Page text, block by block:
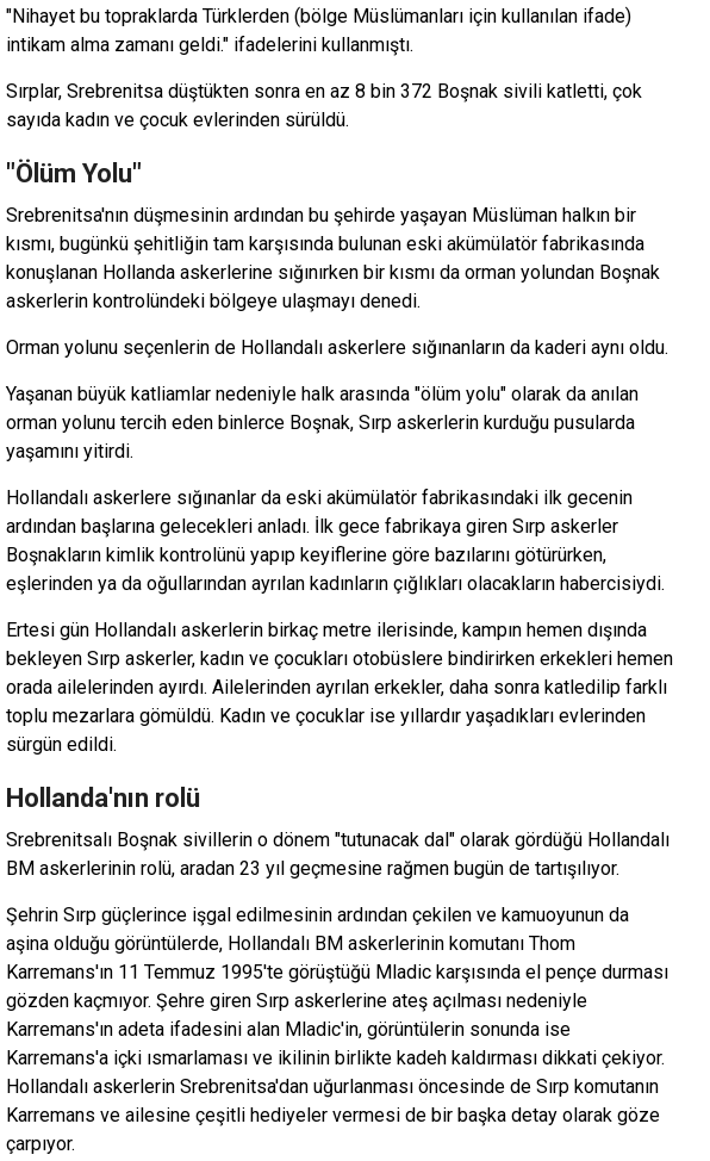
"Nihayet bu topraklarda Türklerden (bölge Müslümanları için kullanılan ifade)
intikam alma zamanı geldi." ifadelerini kullanmıştı.
Sırplar, Srebrenitsa düştükten sonra en az 8 bin 372 Boşnak sivili katletti, çok
sayıda kadın ve çocuk evlerinden sürüldü.
"Ölüm Yolu"
Srebrenitsa'nın düşmesinin ardından bu şehirde yaşayan Müslüman halkın bir
kısmı, bugünkü şehitliğin tam karşısında bulunan eski akümülatör fabrikasında
konuşlanan Hollanda askerlerine sığınırken bir kısmı da orman yolundan Boşnak
askerlerin kontrolündeki bölgeye ulaşmayı denedi.
Orman yolunu seçenlerin de Hollandalı askerlere sığınanların da kaderi aynı oldu.
Yaşanan büyük katliamlar nedeniyle halk arasında "ölüm yolu" olarak da anılan
orman yolunu tercih eden binlerce Boşnak, Sırp askerlerin kurduğu pusularda
yaşamını yitirdi.
Hollandalı askerlere sığınanlar da eski akümülatör fabrikasındaki ilk gecenin
ardından başlarına gelecekleri anladı. İlk gece fabrikaya giren Sırp askerler
Boşnakların kimlik kontrolünü yapıp keyiflerine göre bazılarını götürürken,
eşlerinden ya da oğullarından ayrılan kadınların çığlıkları olacakların habercisiydi.
Ertesi gün Hollandalı askerlerin birkaç metre ilerisinde, kampın hemen dışında
bekleyen Sırp askerler, kadın ve çocukları otobüslere bindirirken erkekleri hemen
orada ailelerinden ayırdı. Ailelerinden ayrılan erkekler, daha sonra katledilip farklı
toplu mezarlara gömüldü. Kadın ve çocuklar ise yıllardır yaşadıkları evlerinden
sürgün edildi.
Hollanda'nın rolü
Srebrenitsalı Boşnak sivillerin o dönem "tutunacak dal" olarak gördüğü Hollandalı
BM askerlerinin rolü, aradan 23 yıl geçmesine rağmen bugün de tartışılıyor.
Şehrin Sırp güçlerince işgal edilmesinin ardından çekilen ve kamuoyunun da
aşina olduğu görüntülerde, Hollandalı BM askerlerinin komutanı Thom
Karremans'ın 11 Temmuz 1995'te görüştüğü Mladic karşısında el pençe durması
gözden kaçmıyor. Şehre giren Sırp askerlerine ateş açılması nedeniyle
Karremans'ın adeta ifadesini alan Mladic'in, görüntülerin sonunda ise
Karremans'a içki ısmarlaması ve ikilinin birlikte kadeh kaldırması dikkati çekiyor.
Hollandalı askerlerin Srebrenitsa'dan uğurlanması öncesinde de Sırp komutanın
Karremans ve ailesine çeşitli hediyeler vermesi de bir başka detay olarak göze
çarpıyor.